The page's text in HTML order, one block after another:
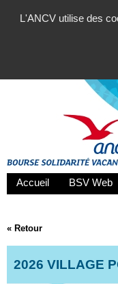
L'ANCV utilise des
Accueil BSV Web
« Retour
2026 VILLAGE